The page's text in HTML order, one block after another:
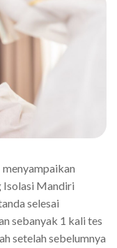
Isolasi Mandiri
selesai
sebanyak 1 kali tes
setelah sebelumnya